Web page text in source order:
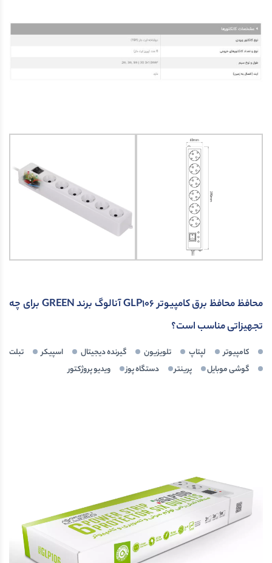
محافظ محافظ برق کامپیوتر GLP106 آنالوگ برند GREEN برای چه
تجهیزاتی مناسب است؟
کامپیوتر لپتاپ تلویزیون گیرنده دیجیتال اسپیکر
تبلت
گوشی موبایل
پرینتر دستگاه پوز ویدیو پروژکتور